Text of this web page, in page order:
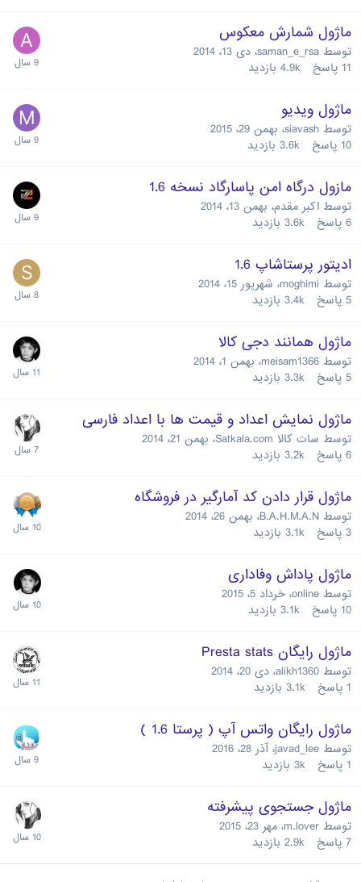
ماژول شمارش معکوس
توسط saman_e_rsa، دی 13، 2014
11 پاسخ 4.9k بازدید
ماژول ویدیو
توسط siavash، بهمن 29، 2015
10 پاسخ 3.6k بازدید
مازول درگاه امن پاسارگاد نسخه 1.6
توسط اکبر مقدم، بهمن 13، 2014
6 پاسخ 3.6k بازدید
ادیتور پرستاشاپ 1.6
توسط moghimi، شهریور 15، 2014
5 پاسخ 3.4k بازدید
ماژول همانند دجی کالا
توسط meisam1366، بهمن 1، 2014
5 پاسخ 3.3k بازدید
ماژول نمایش اعداد و قیمت ها با اعداد فارسی
توسط سات کالا Satkala.com ، بهمن 21، 2014
6 پاسخ 3.2k بازدید
ماژول قرار دادن کد آمارگیر در فروشگاه
توسط B.A.H.M.A.N، بهمن 26، 2014
3 پاسخ 3.1k بازدید
ماژول پاداش وفاداری
توسط online، خرداد 5، 2015
10 پاسخ 3.1k بازدید
ماژول رایگان Presta stats
توسط alikh1360، دی 20، 2014
1 پاسخ 3.1k بازدید
ماژول رایگان واتس آپ ( پرستا 1.6 )
توسط javad_lee،آذر 28، 2016
1 پاسخ 3k بازدید
ماژول جستجوی پیشرفته
توسط m.lover، مهر 23، 2015
7 پاسخ 2.9k بازدید